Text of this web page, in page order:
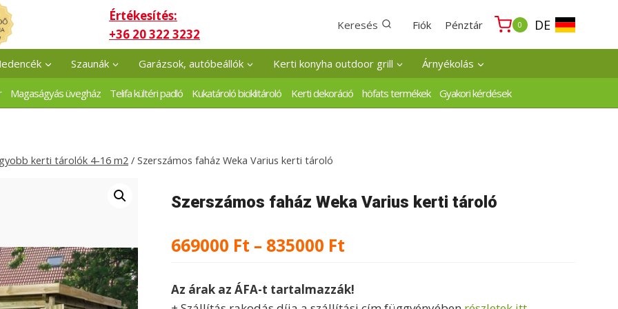
Értékesítés:
+36 20 322 3232
Keresés Fiók Pénztár 0 DE
Szaunák Garázsok, autóbeállók Kerti konyha outdoor grill Árnyékolás
Magaságyás üvegház Telifa kültéri padló Kukatároló biciklitároló Kerti dekoráció höfats termékek Gyakori kérdések
kerti tárolók 4-16 m2 / Szerszámos faház Weka Varius kerti tároló
Szerszámos faház Weka Varius kerti tároló
669000 Ft – 835000 Ft
-
Az árak az ÁFA-t tartalmazzák!